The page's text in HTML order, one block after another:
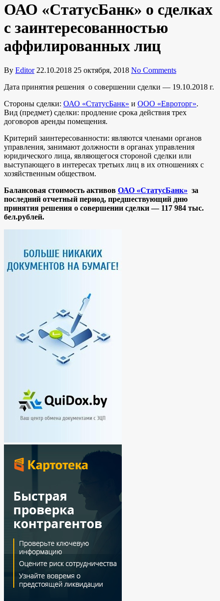
ОАО «СтатусБанк» о сделках
с заинтересованностью
аффилированных лиц
By Editor 22.10.2018 25 октября, 2018 No Comments
Дата принятия решения о совершении сделки — 19.10.2018 г.
Стороны сделки: ОАО «СтатусБанк» и ООО «Евроторг».
Вид (предмет) сделки: продление срока действия трех
договоров аренды помещения.
Критерий заинтересованности: являются членами органов
управления, занимают должности в органах управления
юридического лица, являющегося стороной сделки или
выступающего в интересах третьих лиц в их отношениях с
хозяйственным обществом.
Балансовая стоимость активов ОАО «СтатусБанк» за
последний отчетный период, предшествующий дню
принятия решения о совершении сделки — 117 984 тыс.
бел.рублей.